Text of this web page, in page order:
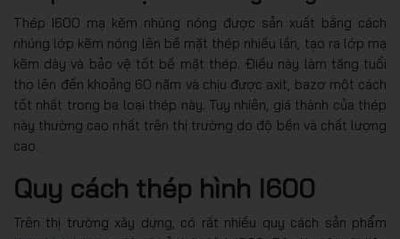
Thép I600 mạ kẽm nhúng nóng được sản xuất bằng cách
nhúng lớp kẽm nóng lên bề mặt thép nhiều lần, tạo ra lớp mạ
kẽm dày và bảo vệ tốt bề mặt thép. Điều này làm tăng tuổi
thọ lên đến khoảng 60 năm và chịu được axit, bazơ một cách
tốt nhất trong ba loại thép này. Tuy nhiên, giá thành của thép
này thường cao nhất trên thị trường do độ bền và chất lượng
cao.
Quy cách thép hình I600
Trên thị trường xây dựng, có rất nhiều quy cách sản phẩm